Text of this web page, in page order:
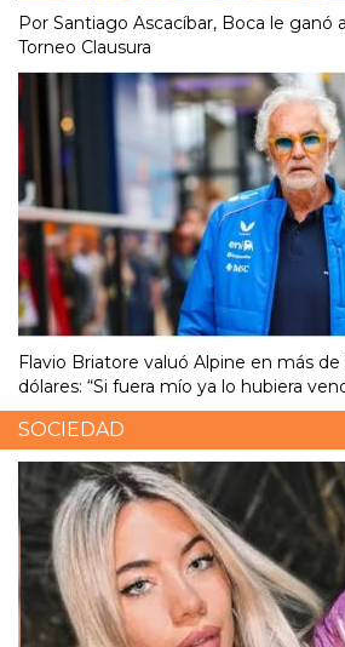
Por Santiago Ascacíbar, Boca le ganó
Torneo Clausura
Flavio Briatore valuó Alpine en más
dólares: “Si fuera mío ya lo hubiera
SOCIEDAD